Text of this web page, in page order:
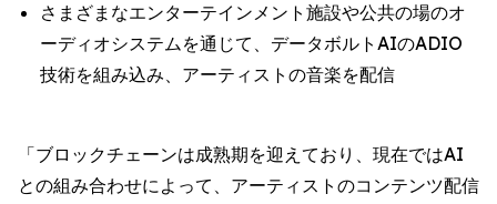
さまざまなエンターテインメント施設や公共の場のオ
ーディオシステムを通じて、データボルトAIのADIO
技術を組み込み、アーティストの音楽を配信
「ブロックチェーンは成熟期を迎えており、現在ではAI
との組み合わせによって、アーティストのコンテンツ配信